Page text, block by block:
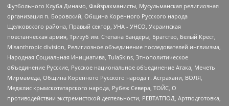
Футбольного Клуба Динамо, Файзрахманисты, Мусульманская религиозная
организация п. Боровский, Община Коренного Русского народа
Щелковского района, Правый сектор, УНА - УНСО, Украинская
повстанческая армия, Тризуб им. Степана Бандеры, Братство, Белый Крест,
Misanthropic division, Религиозное объединение последователей инглиизма,
Народная Социальная Инициатива, TulaSkins, Этнополитическое
объединение Русские, Русское национальное объединение Атака, Мечеть
Мирмамеда, Община Коренного Русского народа г. Астрахани, ВОЛЯ,
Меджлис крымскотатарского народа, Рубеж Севера, ТОЙС, О
противодействии экстремистской деятельности, РЕВТАТПОД, Артподготовка,